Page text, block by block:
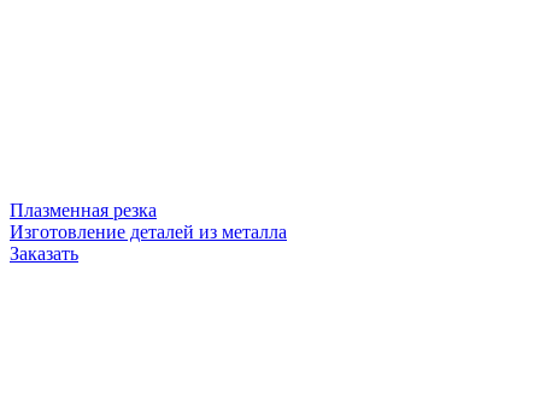
Плазменная резка
Изготовление деталей из металла
Заказать